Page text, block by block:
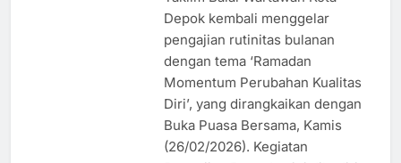
Depok kembali menggelar
pengajian rutinitas bulanan
dengan tema ‘Ramadan
Momentum Perubahan Kualitas
Diri’, yang dirangkaikan dengan
Buka Puasa Bersama, Kamis
(26/02/2026). Kegiatan